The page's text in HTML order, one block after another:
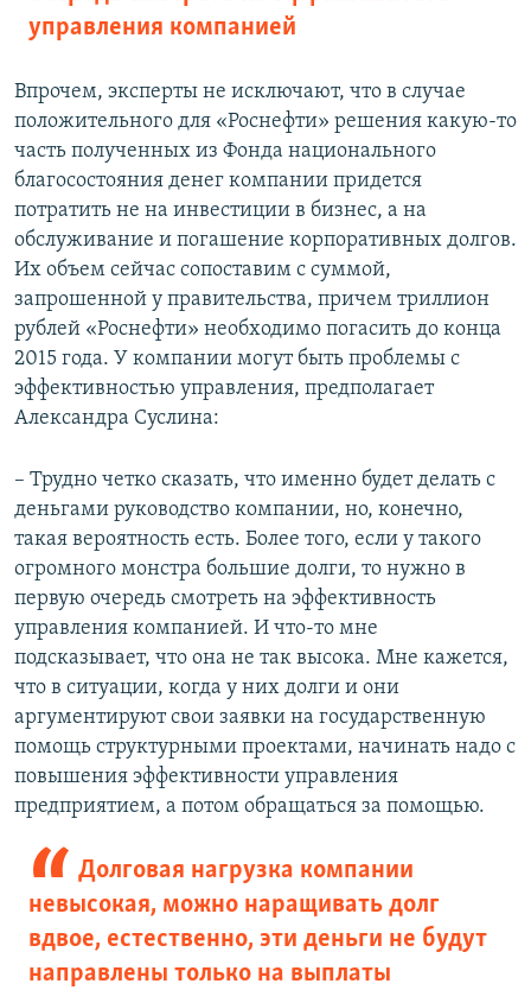
управления компанией
Впрочем, эксперты не исключают, что в случае
положительного для «Роснефти» решения какую-то
часть полученных из Фонда национального
благосостояния денег компании придется
потратить не на инвестиции в бизнес, а на
обслуживание и погашение корпоративных долгов.
Их объем сейчас сопоставим с суммой,
запрошенной у правительства, причем триллион
рублей «Роснефти» необходимо погасить до конца
2015 года. У компании могут быть проблемы с
эффективностью управления, предполагает
Александра Суслина:
– Трудно четко сказать, что именно будет делать с
деньгами руководство компании, но, конечно,
такая вероятность есть. Более того, если у такого
огромного монстра большие долги, то нужно в
первую очередь смотреть на эффективность
управления компанией. И что-то мне
подсказывает, что она не так высока. Мне кажется,
что в ситуации, когда у них долги и они
аргументируют свои заявки на государственную
помощь структурными проектами, начинать надо с
повышения эффективности управления
предприятием, а потом обращаться за помощью.
Долговая нагрузка компании
невысокая, можно наращивать долг
вдвое, естественно, эти деньги не будут
направлены только на выплаты